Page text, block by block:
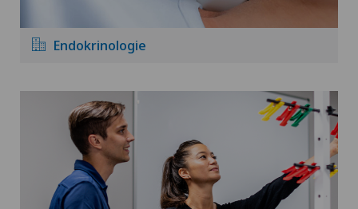
Endokrinologie